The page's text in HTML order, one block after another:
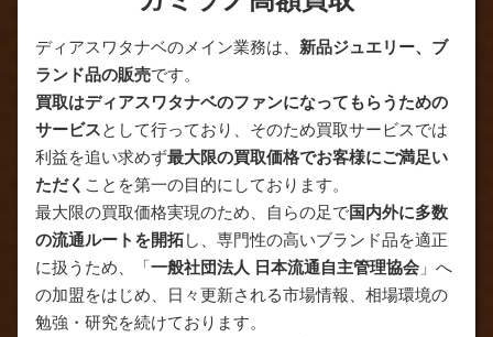
ディアスワタナベのメイン業務は、 新品ジュエリー、ブ
ランド品の販売です。
買取はディアスワタナベのファンになってもらうための
サービスとして行っており、そのため買取サービスでは
利益を追い求めず最大限の買取価格でお客様にご満足い
ただく ことを第一の目的にしております。
最大限の買取価格実現のため、自らの足で国内外に多数
の流通ルートを開拓し、専門性の高いブランド品を適正
に扱うため、「一般社団法人 日本流通自主管理協会 」へ
の加盟をはじめ、日々更新される市場情報、相場環境の
勉強・研究を続けております。